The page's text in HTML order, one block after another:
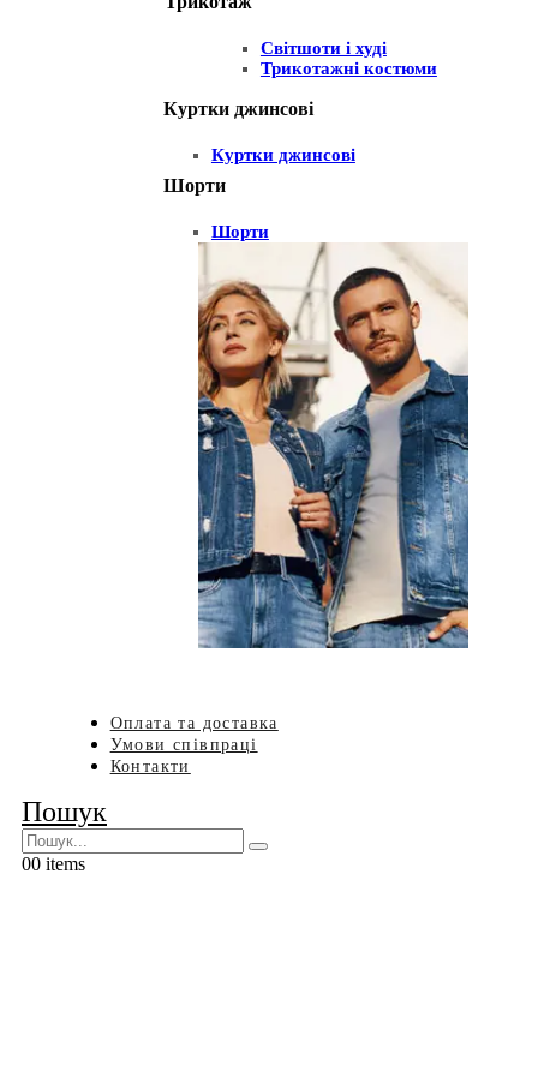
Світшоти і худі
Трикотажні костюми
Куртки джинсові
Куртки джинсові
Шорти
Шорти
Оплата та доставка
Умови співпраці
Контакти
Пошук
00 items